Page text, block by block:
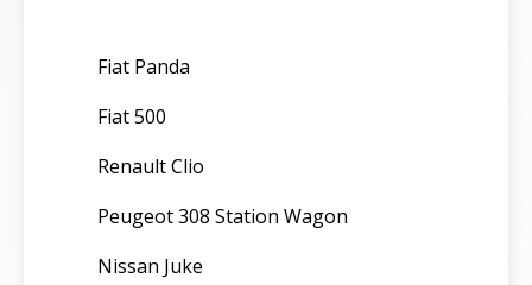
Fiat Panda
Fiat 500
Renault Clio
Peugeot 308 Station Wagon
Nissan Juke